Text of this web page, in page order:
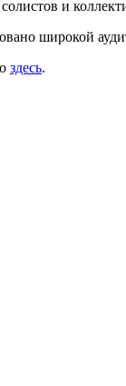
и
широкой
здесь.